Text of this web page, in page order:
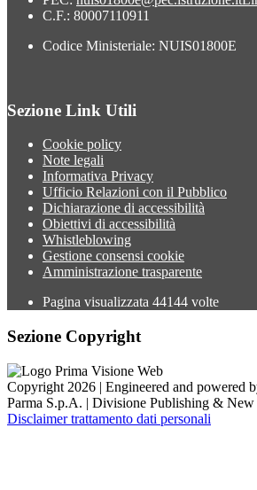
C.F.: 80007110911
Codice Ministeriale: NUIS01800E
Sezione Link Utili
Cookie policy
Note legali
Informativa Privacy
Ufficio Relazioni con il Pubblico
Dichiarazione di accessibilità
Obiettivi di accessibilità
Whistleblowing
Gestione consensi cookie
Amministrazione trasparente
Pagina visualizzata 44144 volte
Sezione Copyright
Copyright 2026 | Engineered and powered
Parma S.p.A. | Divisione Publishing & New
Disclaimer trattamento dati personali